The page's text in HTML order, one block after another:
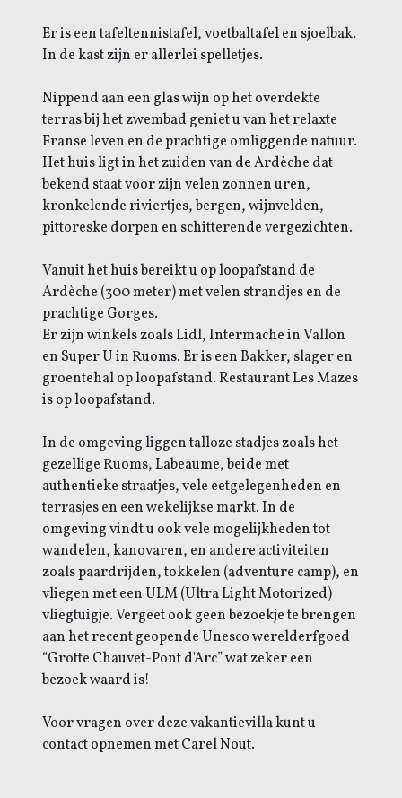
Er is een tafeltennistafel, voetbaltafel en sjoelbak.
In de kast zijn er allerlei spelletjes.
Nippend aan een glas wijn op het overdekte
terras bij het zwembad geniet u van het relaxte
Franse leven en de prachtige omliggende natuur.
Het huis ligt in het zuiden van de Ardèche dat
bekend staat voor zijn velen zonnen uren,
kronkelende riviertjes, bergen, wijnvelden,
pittoreske dorpen en schitterende vergezichten.
Vanuit het huis bereikt u op loopafstand de
Ardèche (300 meter) met velen strandjes en de
prachtige Gorges.
Er zijn winkels zoals Lidl, Intermache in Vallon
en Super U in Ruoms. Er is een Bakker, slager en
groentehal op loopafstand. Restaurant Les Mazes
is op loopafstand.
In de omgeving liggen talloze stadjes zoals het
gezellige Ruoms, Labeaume, beide met
authentieke straatjes, vele eetgelegenheden en
terrasjes en een wekelijkse markt. In de
omgeving vindt u ook vele mogelijkheden tot
wandelen, kanovaren, en andere activiteiten
zoals paardrijden, tokkelen (adventure camp), en
vliegen met een ULM (Ultra Light Motorized)
vliegtuigje. Vergeet ook geen bezoekje te brengen
aan het recent geopende Unesco werelderfgoed
“Grotte Chauvet-Pont d'Arc” wat zeker een
bezoek waard is!
Voor vragen over deze vakantievilla kunt u
contact opnemen met Carel Nout.